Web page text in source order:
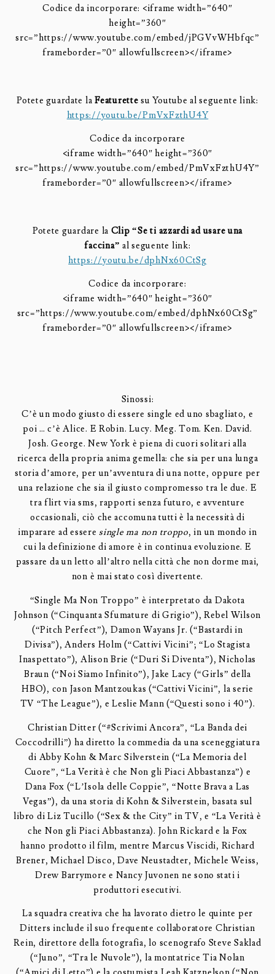
Codice da incorporare: <iframe width=”640″
height=”360″
src=”https://www.youtube.com/embed/jPGVvWHbfqc”
frameborder=”0″ allowfullscreen></iframe>
Potete guardate laFeaturette su Youtube al seguente link:
https://youtu.be/PmVxFzthU4Y
Codice da incorporare
<iframe width=”640″ height=”360″
src=”https://www.youtube.com/embed/PmVxFzthU4Y”
frameborder=”0″ allowfullscreen></iframe>
Potete guardare la Clip “Se ti azzardi ad usare una
faccina” al seguente link:
https://youtu.be/dphNx60CtSg
Codice da incorporare:
<iframe width=”640″ height=”360″
src=”https://www.youtube.com/embed/dphNx60CtSg”
frameborder=”0″ allowfullscreen></iframe>
Sinossi:
C’è un modo giusto di essere single ed uno sbagliato, e
poi … c’è Alice. E Robin. Lucy. Meg. Tom. Ken. David.
Josh. George. New York è piena di cuori solitari alla
ricerca della propria anima gemella: che sia per una lunga
storia d’amore, per un’avventura di una notte, oppure per
una relazione che sia il giusto compromesso tra le due. E
tra flirt via sms, rapporti senza futuro, e avventure
occasionali, ciò che accomuna tutti è la necessità di
imparare ad esseresingle ma non troppo, in un mondo in
cui la definizione di amore è in continua evoluzione. E
passare da un letto all’altro nella città che non dorme mai,
non è mai stato così divertente.
“Single Ma Non Troppo” è interpretato da Dakota
Johnson (“Cinquanta Sfumature di Grigio”), Rebel Wilson
(“Pitch Perfect”), Damon Wayans Jr. (“Bastardi in
Divisa”), Anders Holm (“Cattivi Vicini”; “Lo Stagista
Inaspettato”), Alison Brie (“Duri Si Diventa”), Nicholas
Braun (“Noi Siamo Infinito”), Jake Lacy (“Girls” della
HBO), con Jason Mantzoukas (“Cattivi Vicini”, la serie
TV “The League”), e Leslie Mann (“Questi sono i 40”).
Christian Ditter (“#Scrivimi Ancora”, “La Banda dei
Coccodrilli”) ha diretto la commedia da una sceneggiatura
di Abby Kohn & Marc Silverstein (“La Memoria del
Cuore”, “La Verità è che Non gli Piaci Abbastanza”) e
Dana Fox (“L’Isola delle Coppie”, “Notte Brava a Las
Vegas”), da una storia di Kohn & Silverstein, basata sul
libro di Liz Tucillo (“Sex & the City” in TV, e “La Verità è
che Non gli Piaci Abbastanza). John Rickard e la Fox
hanno prodotto il film, mentre Marcus Viscidi, Richard
Brener, Michael Disco, Dave Neustadter, Michele Weiss,
Drew Barrymore e Nancy Juvonen ne sono stati i
produttori esecutivi.
La squadra creativa che ha lavorato dietro le quinte per
Ditters include il suo frequente collaboratore Christian
Rein, direttore della fotografia, lo scenografo Steve Saklad
(“Juno”, “Tra le Nuvole”), la montatrice Tia Nolan